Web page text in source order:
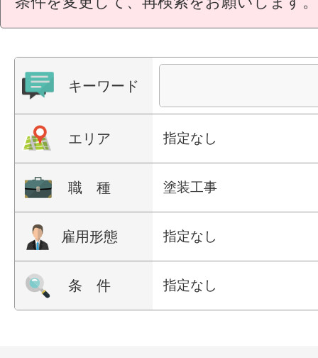
キーワード
エリア 指定なし
職 種 塗装工事
雇用形態 指定なし
条 件 指定なし